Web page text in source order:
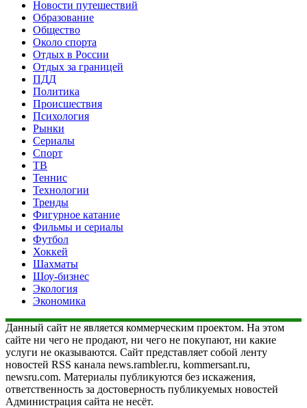
Новости путешествий
Образование
Общество
Около спорта
Отдых в России
Отдых за границей
ПДД
Политика
Происшествия
Психология
Рынки
Сериалы
Спорт
ТВ
Теннис
Технологии
Тренды
Фигурное катание
Фильмы и сериалы
Футбол
Хоккей
Шахматы
Шоу-бизнес
Экология
Экономика
Данный сайт не является коммерческим проектом. На этом
сайте ни чего не продают, ни чего не покупают, ни какие
услуги не оказываются. Сайт представляет собой ленту
новостей RSS канала news.rambler.ru, kommersant.ru,
newsru.com. Материалы публикуются без искажения,
ответственность за достоверность публикуемых новостей
Администрация сайта не несёт.